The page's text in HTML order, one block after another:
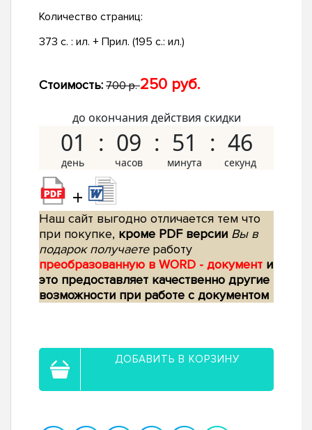
Количество страниц:
373 с. : ил. + Прил. (195 с.: ил.)
Стоимость: 700 р.250 руб.
до окончания действия скидки
01 09 51 45
+
Наш сайт выгодно отличается тем что
при покупке, кроме PDF версии Вы в
подарок получаетеработу
преобразованную в WORD - документ и
это предоставляет качественно другие
возможности при работе с документом
ДОБАВИТЬ В КОРЗИНУ